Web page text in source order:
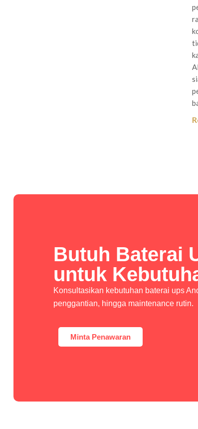
Butuh Baterai
untuk
Konsultasikan kebutuhan baterai ups
penggantian, hingga maintenance rutin.
Minta Penawaran